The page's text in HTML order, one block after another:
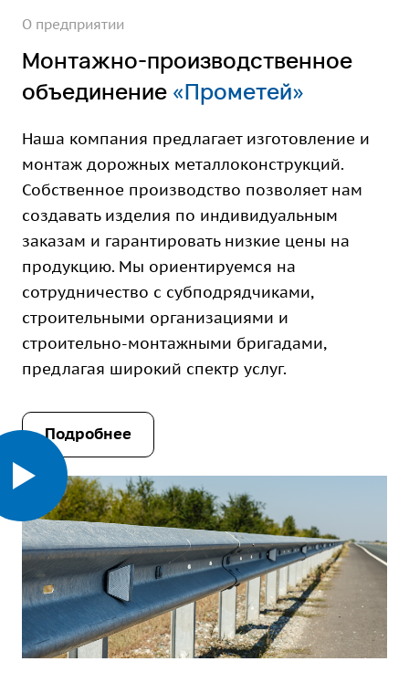
О предприятии
Монтажно-производственное
объединение «Прометей»
Наша компания предлагает изготовление и
монтаж дорожных металлоконструкций.
Собственное производство позволяет нам
создавать изделия по индивидуальным
заказам и гарантировать низкие цены на
продукцию. Мы ориентируемся на
сотрудничество с субподрядчиками,
строительными организациями и
строительно-монтажными бригадами,
предлагая широкий спектр услуг.
Подробнее